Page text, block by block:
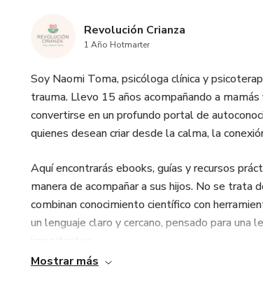
Revolución Crianza
1 Año Hotmarter
Soy Naomi Toma, psicóloga clínica y
trauma. Llevo 15 años acompañando a
convertirse en un profundo portal de
quienes desean criar desde la calma, la
Aquí encontrarás ebooks, guías y recursos
manera de acompañar a sus hijos. No se
combinan conocimiento científico con
un lenguaje claro y cercano, pensado para una
importantes.
Mostrar más